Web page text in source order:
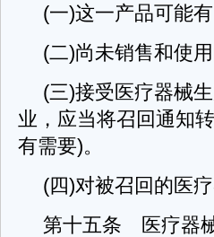
(一)这一产品可能
(二)尚未销售和使
(三)接受医疗器械
业，应当将召回通知
有需要)。
(四)对被召回的医
第十五条 医疗器